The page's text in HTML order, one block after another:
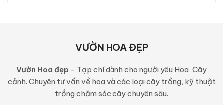
VƯỜN HOA ĐẸP
Vườn Hoa đẹp - Tạp chí dành cho người yêu Hoa, Cây
cảnh. Chuyên tư vấn về hoa và các loại cây trồng, kỹ thuật
trồng chăm sóc cây chuyên sâu.